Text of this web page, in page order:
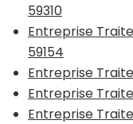
59310
Entreprise
59154
Entreprise
Entreprise
Entreprise